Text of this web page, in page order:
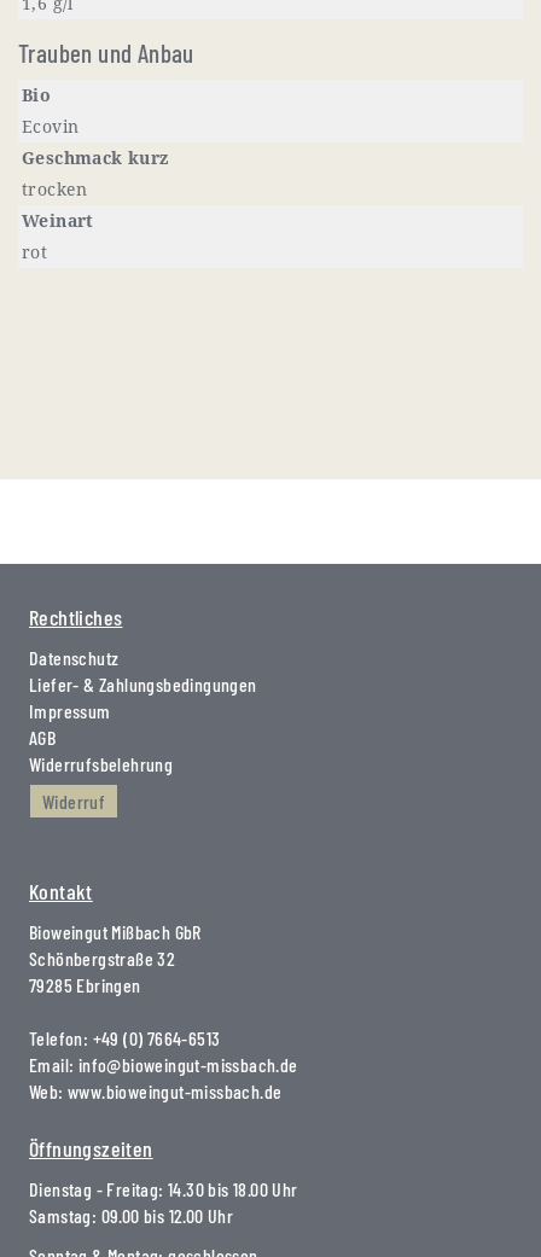
Trauben und Anbau
Bio
Ecovin
Geschmack kurz
trocken
Weinart
rot
Rechtliches
Datenschutz
Liefer- & Zahlungsbedingungen
Impressum
AGB
Widerrufsbelehrung
Widerruf
Kontakt
Bioweingut Mißbach GbR
Schönbergstraße 32
79285 Ebringen
Telefon: +49 (0) 7664-6513
Email: info@bioweingut-missbach.de
Web: www.bioweingut-missbach.de
Öffnungszeiten
Dienstag - Freitag: 14.30 bis 18.00 Uhr
Samstag: 09.00 bis 12.00 Uhr